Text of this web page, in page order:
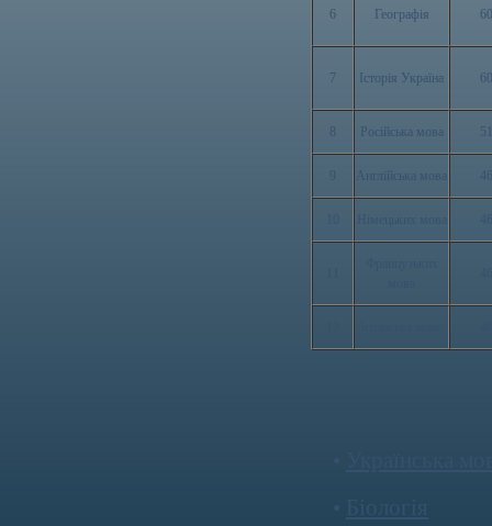
6 Географія 60
7 Історія Україна 60
Російська мова 51
Англійська мова